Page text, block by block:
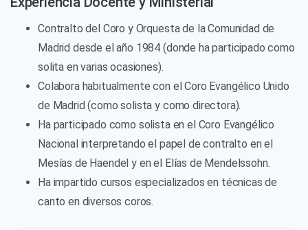
Contralto del Coro y Orquesta de la Comunidad de
Madrid desde el año 1984 (donde ha participado como
solita en varias ocasiones).
Colabora habitualmente con el Coro Evangélico Unido
de Madrid (como solista y como directora).
Ha participado como solista en el Coro Evangélico
Nacional interpretando el papel de contralto en el
Mesías de Haendel y en el Elías de Mendelssohn.
Ha impartido cursos especializados en técnicas de
canto en diversos coros.